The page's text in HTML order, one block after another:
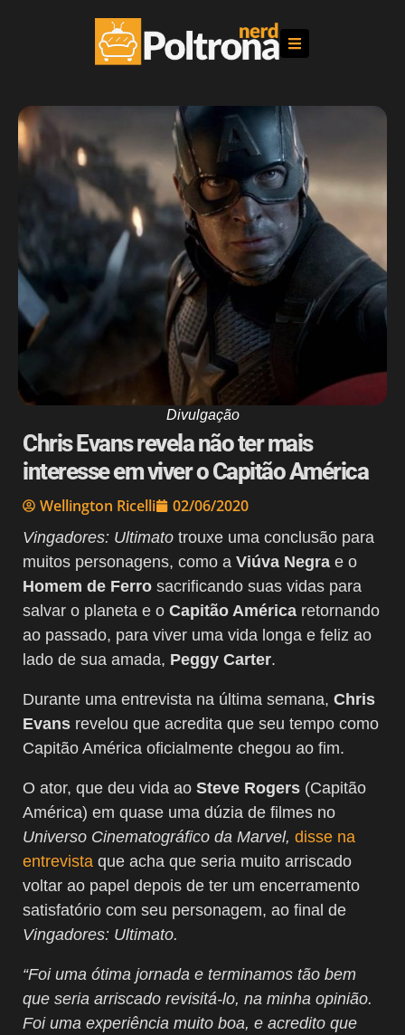
Divulgação
Chris Evans revela não ter mais
interesse em viver o Capitão América
Wellington Ricelli 02/06/2020
Vingadores: Ultimato trouxe uma conclusão para
muitos personagens, como a Viúva Negra e o
Homem de Ferro sacrificando suas vidas para
salvar o planeta e o Capitão América retornando
ao passado, para viver uma vida longa e feliz ao
lado de sua amada, Peggy Carter.
Durante uma entrevista na última semana, Chris
Evans revelou que acredita que seu tempo como
Capitão América oficialmente chegou ao fim.
O ator, que deu vida ao Steve Rogers (Capitão
América) em quase uma dúzia de filmes no
Universo Cinematográfico da Marvel, disse na
entrevista que acha que seria muito arriscado
voltar ao papel depois de ter um encerramento
satisfatório com seu personagem, ao final de
Vingadores: Ultimato.
“Foi uma ótima jornada e terminamos tão bem
que seria arriscado revisitá-lo, na minha opinião.
Foi uma experiência muito boa, e acredito que